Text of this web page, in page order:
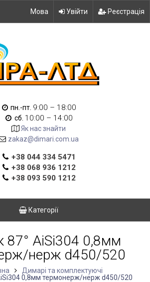
Мова Увійти Реєстрація
пн.-пт. 9:00 – 18:00
сб. 10:00 – 14:00
Як нас знайти
zakaz@dimari.com.ua
+38 044 334 5471
+38 068 936 1212
+38 093 590 1212
Категорії
87° AiSi304 0,8мм
нерж d450/520
Димарі та комплектуючі
0,8мм термонерж/нерж d450/520